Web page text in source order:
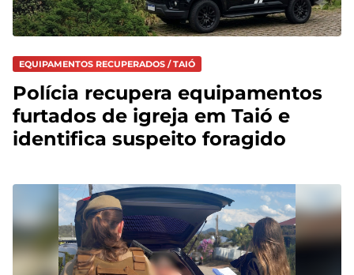
EQUIPAMENTOS RECUPERADOS / TAIÓ
Polícia recupera equipamentos
furtados de igreja em Taió e
identifica suspeito foragido